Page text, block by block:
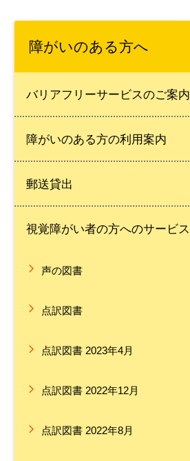
障がいのある方へ
バリアフリーサービスのご案内
障がいのある方の利用案内
郵送貸出
視覚障がい者の方へのサービス
声の図書
点訳図書
点訳図書 2023年4月
点訳図書 2022年12月
点訳図書 2022年8月